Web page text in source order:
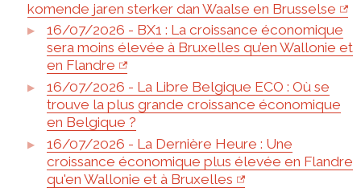
komende jaren sterker dan Waalse en Brusselse
16/07/2026 - BX1 : La croissance économique
sera moins élevée à Bruxelles qu’en Wallonie et
en Flandre
16/07/2026 - La Libre Belgique ECO : Où se
trouve la plus grande croissance économique
en Belgique ?
16/07/2026 - La Dernière Heure : Une
croissance économique plus élevée en Flandre
qu'en Wallonie et à Bruxelles